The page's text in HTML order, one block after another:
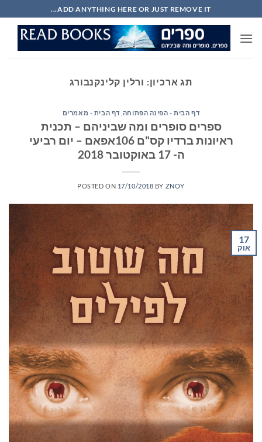
to
content
ADD ANYTHING HERE OR JUST REMOVE IT...
תג ארכיון: ורלין קלינקנבורג
דף הבית - הפינה הפתוחה דף הבית - מאמרים
ספרים סופרים ומה שביניהם – תכנית
ראיונות ברדיו קס"ם 106אפאם – יום רביעי
ה- 17 באוקטובר 2018
POSTED ON 17/10/2018 BY ZNOY
17
אוק